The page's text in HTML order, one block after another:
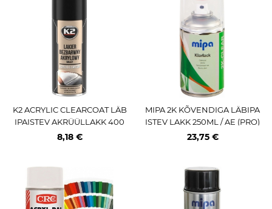
K2 ACRYLIC CLEARCOAT LÄB
IPAISTEV AKRÜÜLLAKK 400
ML / AE
8,18 €
MIPA 2K KÕVENDIGA LÄBIPA
ISTEV LAKK 250ML / AE (PRO)
23,75 €